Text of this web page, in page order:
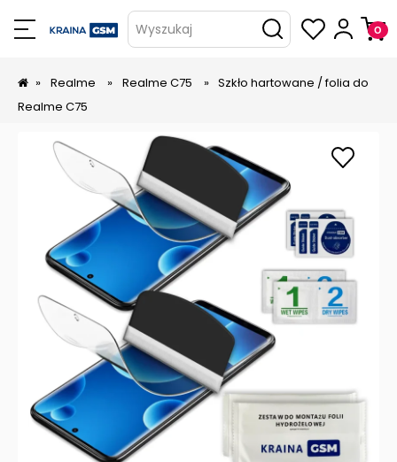
Wyszukaj
» Realme » Realme C75 » Szkło hartowane / folia do
Realme C75